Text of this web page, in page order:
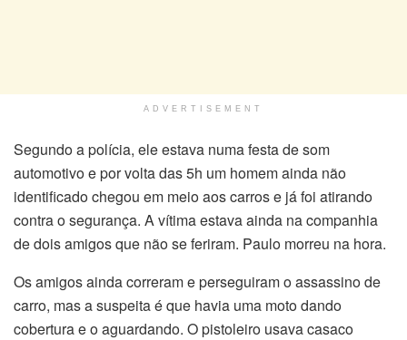
ADVERTISEMENT
Segundo a polícia, ele estava numa festa de som
automotivo e por volta das 5h um homem ainda não
identificado chegou em meio aos carros e já foi atirando
contra o segurança. A vítima estava ainda na companhia
de dois amigos que não se feriram. Paulo morreu na hora.
Os amigos ainda correram e perseguiram o assassino de
carro, mas a suspeita é que havia uma moto dando
cobertura e o aguardando. O pistoleiro usava casaco